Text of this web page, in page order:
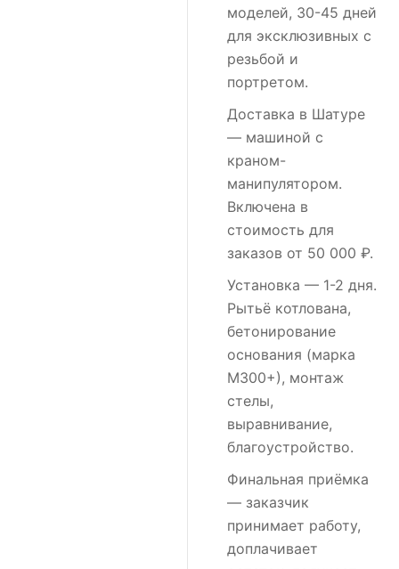
моделей, 30-45 дней
для эксклюзивных с
резьбой и
портретом.
Доставка в Шатуре
— машиной с
краном-
манипулятором.
Включена в
стоимость для
заказов от 50 000 ₽.
Установка — 1-2 дня.
Рытьё котлована,
бетонирование
основания (марка
М300+), монтаж
стелы,
выравнивание,
благоустройство.
Финальная приёмка
— заказчик
принимает работу,
доплачивает